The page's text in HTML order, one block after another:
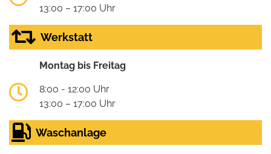
13:00 – 17:00 Uhr
Werkstatt
Montag bis Freitag
8:00 - 12:00 Uhr
13:00 – 17:00 Uhr
Waschanlage